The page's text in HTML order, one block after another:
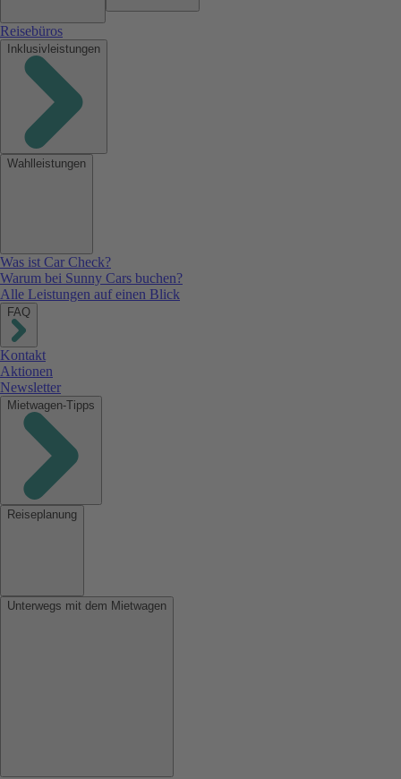
Reisebüros
Inklusivleistungen
Wahlleistungen
Was ist Car Check?
Warum bei Sunny Cars buchen?
Alle Leistungen auf einen Blick
FAQ
Kontakt
Aktionen
Newsletter
Mietwagen-Tipps
Reiseplanung
Unterwegs mit dem Mietwagen